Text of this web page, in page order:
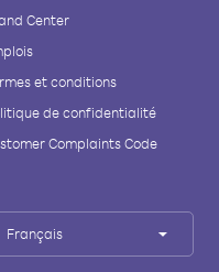
Center
et conditions
de confidentialité
Complaints Code
Français